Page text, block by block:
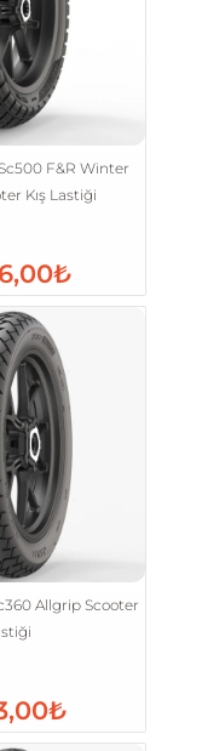
F&R Winter
Kış Lastiği
Allgrip Scooter